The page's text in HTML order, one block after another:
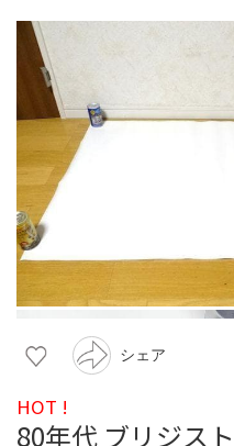
シェア
HOT !
80年代 ブリジス